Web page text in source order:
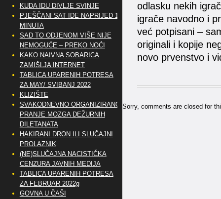
odlasku nekih
igrače navodno i
već potpisani –
originali i kopije
novo prvenstvo i
Sorry, comments are closed for
KUDA IDU DIVLJE SVINJE
PJEŠČANI SAT IDE NAPRIJED 10
MINUTA
SAD TO ODJENOM VIŠE NIJE
NEMOGUĆE – PREKO NOĆI
KAKO NAIVNA SOBARICA
ZAMIŠLJA INTERNET
TABLICA UPARENIH POTRESA
ZA MAY/ SVIBANJ 2022
KLIZIŠTE
SVAKODNEVNO ORGANIZIRANO
PRANJE MOZGA DEŽURNIH
DILETANATA
HAKIRANI DRON ILI SLUČAJNI
PROLAZNIK
(NE)SLUČAJNA NACISTIČKA
CENZURA JAVNIH MEDIJA
TABLICA UPARENIH POTRESA
ZA FEBRUAR 2022g
GOVNA U ČAŠI